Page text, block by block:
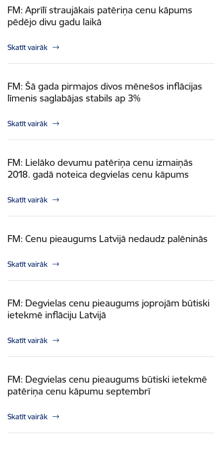
FM: Aprīlī straujākais patēriņa cenu kāpums
pēdējo divu gadu laikā
Skatīt vairāk
FM: Šā gada pirmajos divos mēnešos inflācijas
līmenis saglabājas stabils ap 3%
Skatīt vairāk
FM: Lielāko devumu patēriņa cenu izmaiņās
2018. gadā noteica degvielas cenu kāpums
Skatīt vairāk
FM: Cenu pieaugums Latvijā nedaudz palēninās
Skatīt vairāk
FM: Degvielas cenu pieaugums joprojām būtiski
ietekmē inflāciju Latvijā
Skatīt vairāk
FM: Degvielas cenu pieaugums būtiski ietekmē
patēriņa cenu kāpumu septembrī
Skatīt vairāk